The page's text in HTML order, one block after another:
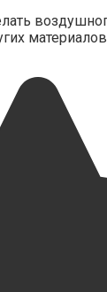
материалов